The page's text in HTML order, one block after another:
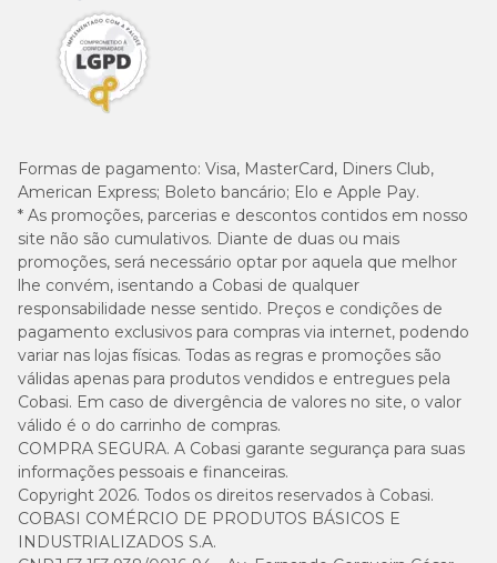
Formas de pagamento: Visa, MasterCard, Diners Club,
American Express; Boleto bancário; Elo e Apple Pay.
* As promoções, parcerias e descontos contidos em nosso
site não são cumulativos. Diante de duas ou mais
promoções, será necessário optar por aquela que melhor
lhe convém, isentando a Cobasi de qualquer
responsabilidade nesse sentido. Preços e condições de
pagamento exclusivos para compras via internet, podendo
variar nas lojas físicas. Todas as regras e promoções são
válidas apenas para produtos vendidos e entregues pela
Cobasi. Em caso de divergência de valores no site, o valor
válido é o do carrinho de compras.
COMPRA SEGURA. A Cobasi garante segurança para suas
informações pessoais e financeiras.
Copyright 2026. Todos os direitos reservados à Cobasi.
COBASI COMÉRCIO DE PRODUTOS BÁSICOS E
INDUSTRIALIZADOS S.A.